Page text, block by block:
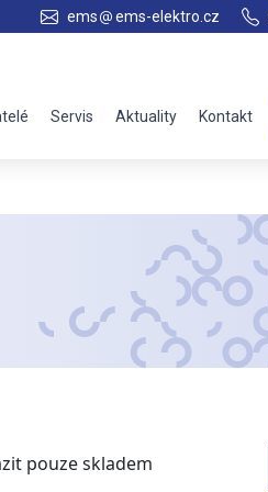
ems ems-elektro.cz
Servis Aktuality Kontakt
pouze skladem